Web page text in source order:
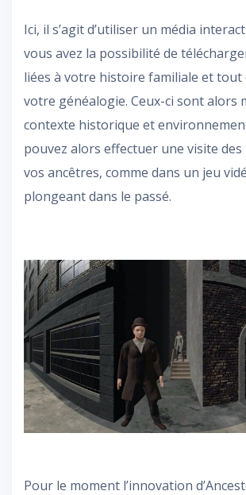
Ici, il s’agit d’utiliser un média
vous avez la possibilité de
liées à votre histoire familiale et tout
votre généalogie. Ceux-ci sont alors
contexte historique et
pouvez alors effectuer une visite des
vos ancêtres, comme dans un jeu
plongeant dans le passé.
Pour le moment l’innovation